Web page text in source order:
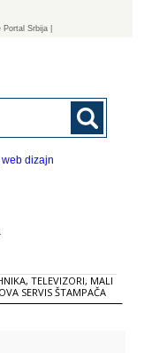
Portal Srbija |
web dizajn
TELEVIZORI, MALI
SERVIS ŠTAMPAČA
PREZENTACIJA